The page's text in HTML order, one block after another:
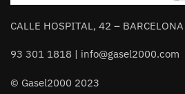
CALLE HOSPITAL, 42 – BARCELONA
93 301 1818 | info@gasel2000.com
© Gasel2000 2023